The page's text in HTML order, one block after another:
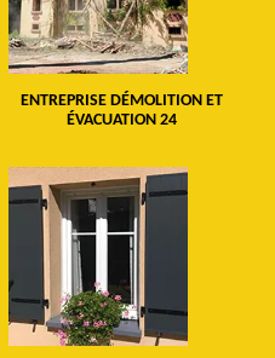
ENTREPRISE DÉMOLITION ET
ÉVACUATION 24